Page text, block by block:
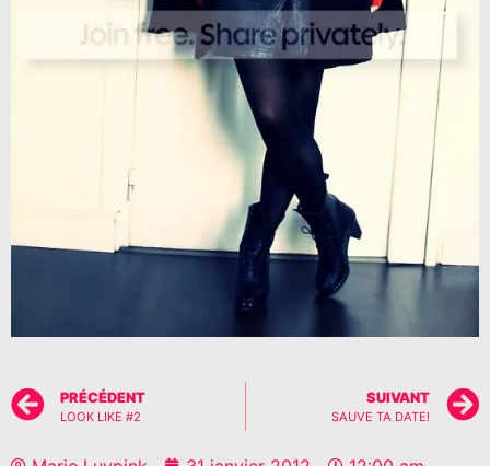
PRÉCÉDENT
LOOK LIKE #2
SUIVANT
SAUVE TA DATE!